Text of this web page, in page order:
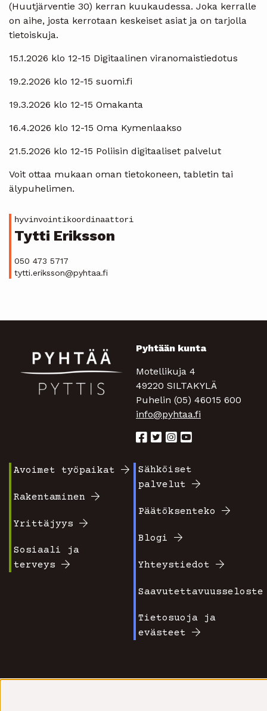
(Huutjärventie 30) kerran kuukaudessa. Joka kerralle
on aihe, josta kerrotaan keskeiset asiat ja on tarjolla
tietoiskuja.
15.1.2026 klo 12-15 Digitaalinen viranomaistiedotus
19.2.2026 klo 12-15 suomi.fi
19.3.2026 klo 12-15 Omakanta
16.4.2026 klo 12-15 Oma Kymenlaakso
21.5.2026 klo 12-15 Poliisin digitaaliset palvelut
Voit ottaa mukaan oman tietokoneen, tabletin tai
älypuhelimen.
hyvinvointikoordinaattori
Tytti Eriksson
050 473 5717
tytti.eriksson@pyhtaa.fi
Pyhtään kunta
Motellikuja 4
49220 SILTAKYLÄ
Puhelin (05) 46015 600
info@pyhtaa.fi
valikko
1
Avoimet työpaikat
Rakentaminen
Yrittäjyys
Sosiaali ja
terveys
Footer
2
Sähköiset
palvelut
Päätöksenteko
Blogi
Yhteystiedot
Saavutettavuusseloste
Tietosuoja ja
evästeet